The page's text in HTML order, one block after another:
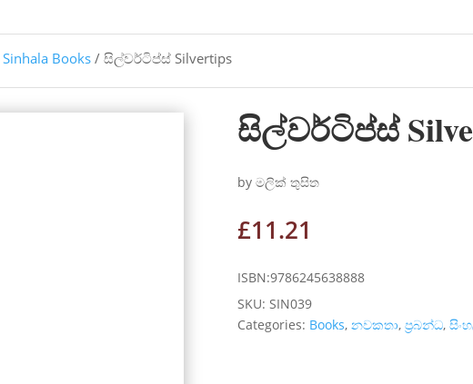
Books/ සිල්වර්ටිප්ස් Silvertips
සිල්වර්ටිප්ස්
by මලික් තුසිත
£11.21
ISBN:9786245638888
SKU:SIN039
Categories: Books,නවකතා,ප්‍රබන්ධ,